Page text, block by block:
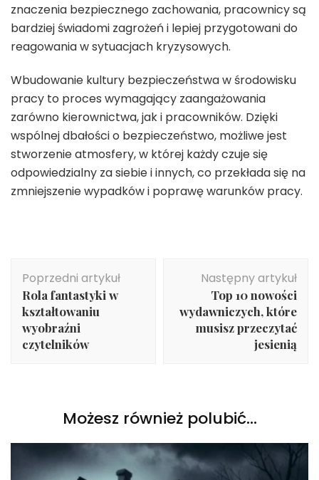
znaczenia bezpiecznego zachowania, pracownicy są
bardziej świadomi zagrożeń i lepiej przygotowani do
reagowania w sytuacjach kryzysowych.
Wbudowanie kultury bezpieczeństwa w środowisku
pracy to proces wymagający zaangażowania
zarówno kierownictwa, jak i pracowników. Dzięki
wspólnej dbałości o bezpieczeństwo, możliwe jest
stworzenie atmosfery, w której każdy czuje się
odpowiedzialny za siebie i innych, co przekłada się na
zmniejszenie wypadków i poprawę warunków pracy.
wpisu
Poprzedni artykuł
Rola fantastyki w
kształtowaniu
wyobraźni
czytelników
Następny artykuł
Top 10 nowości
wydawniczych, które
musisz przeczytać
jesienią
Możesz również polubić…